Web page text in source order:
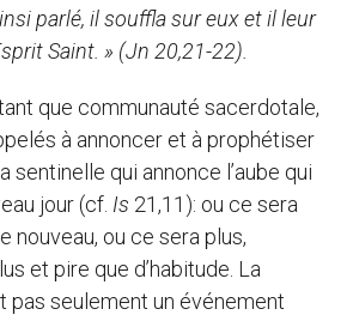
parlé, il souffla sur eux et il leur
Saint. » (Jn 20,21-22).
que communauté sacerdotale,
à annoncer et à prophétiser
sentinelle qui annonce l’aube qui
jour (cf. Is 21,11): ou ce sera
nouveau, ou ce sera plus,
et pire que d’habitude. La
pas seulement un événement